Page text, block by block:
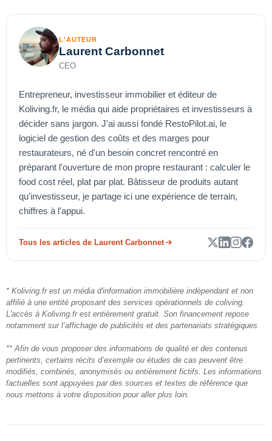
L'AUTEUR
Laurent Carbonnet
CEO
Entrepreneur, investisseur immobilier et éditeur de
Koliving.fr, le média qui aide propriétaires et investisseurs à
décider sans jargon. J'ai aussi fondé RestoPilot.ai, le
logiciel de gestion des coûts et des marges pour
restaurateurs, né d'un besoin concret rencontré en
préparant l'ouverture de mon propre restaurant : calculer le
food cost réel, plat par plat. Bâtisseur de produits autant
qu'investisseur, je partage ici une expérience de terrain,
chiffres à l'appui.
Tous les articles de Laurent Carbonnet
* Koliving.fr est un média d'information immobilière indépendant et non
affilié à une entité proposant des services opérationnels de coliving.
L'accès à Koliving.fr est entièrement gratuit. Son financement repose
notamment sur l’affichage de publicités et des partenariats stratégiques.
** Afin de vous proposer des informations de qualité et des contenus
pertinents, certains récits d’exemple ou études de cas peuvent être
modifiés, combinés, anonymisés ou entièrement fictifs. Les informations
factuelles sont appuyées par des sources et textes de référence que
nous mettons à votre disposition pour aller plus loin.